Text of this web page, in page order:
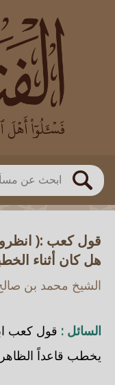
بحث
العالم
بن باز
اللجنة الدائمة
قول كعب :(
هل كان أثناء
الشيخ محمد بن
السائل : قول كعب
يخطب قاعداً الظاهر